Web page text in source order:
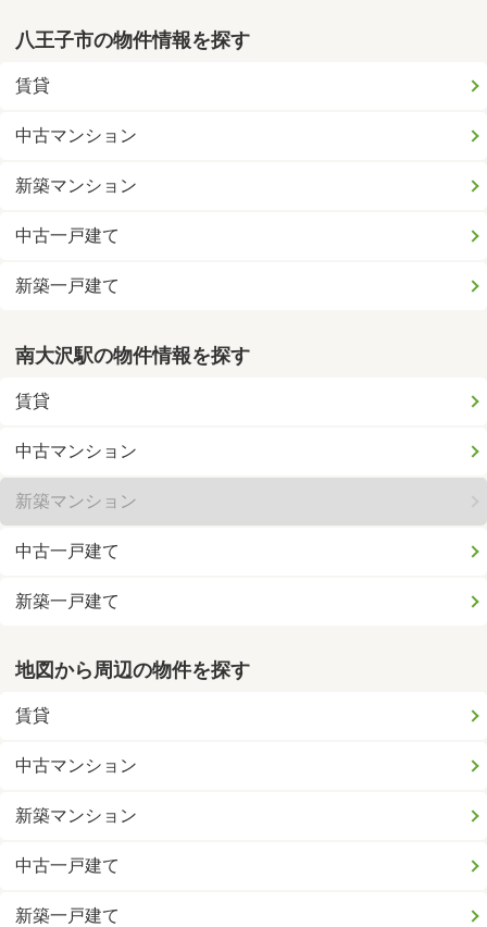
八王子市の物件情報を探す
賃貸
中古マンション
新築マンション
中古一戸建て
新築一戸建て
南大沢駅の物件情報を探す
賃貸
中古マンション
新築マンション
中古一戸建て
新築一戸建て
地図から周辺の物件を探す
賃貸
中古マンション
新築マンション
中古一戸建て
新築一戸建て